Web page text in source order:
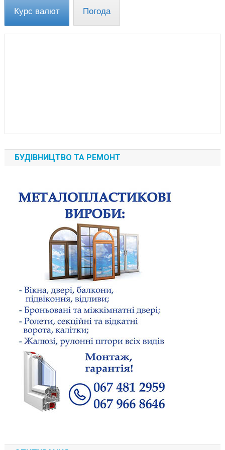
Курс валют Погода
БУДІВНИЦТВО ТА РЕМОНТ